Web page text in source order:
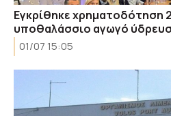
Εγκρίθηκε χρηματοδότηση
υποθαλάσσιο αγωγό
01/07 15:05